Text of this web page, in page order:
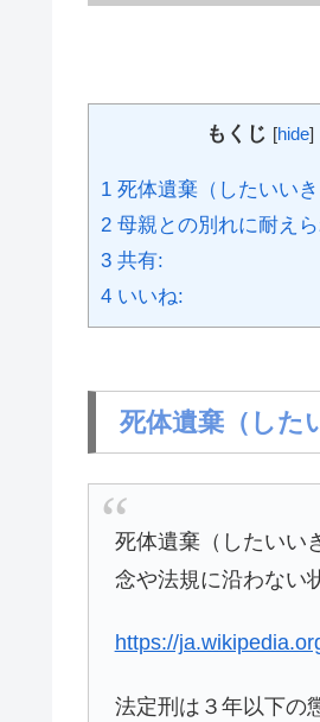
もくじ [hide]
1 死体遺棄（したいい
2 母親との別れに耐え
3 共有:
4 いいね:
死体遺棄（した
死体遺棄（したいい
念や法規に沿わない
https://
法定刑は３年以下の